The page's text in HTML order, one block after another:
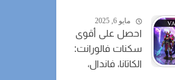
مايو 6, 2025
احصل على أقوى
سكنات فالورانت:
الكاتانا، فاندال،